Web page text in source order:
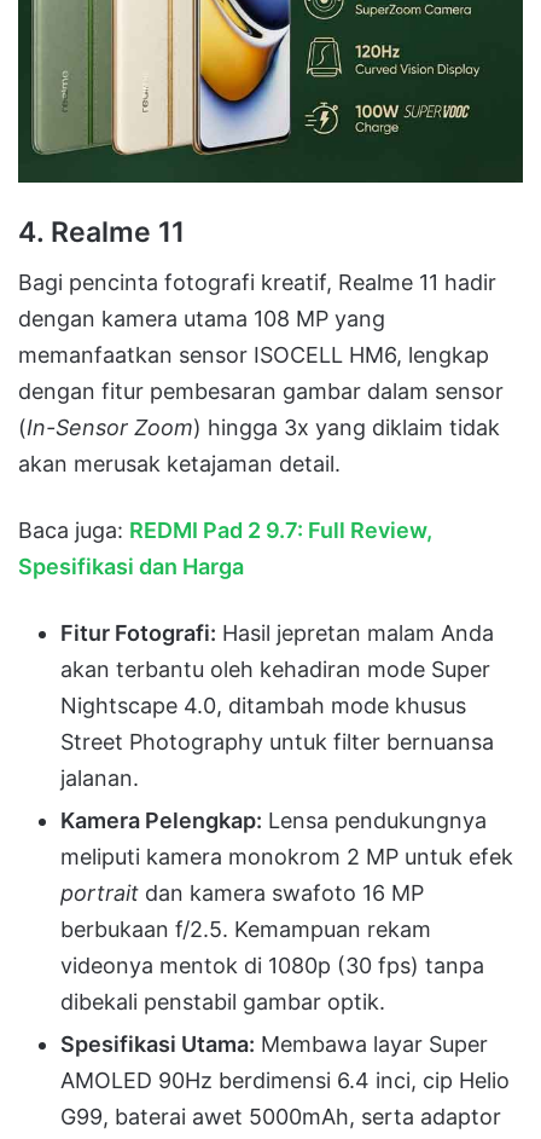
4. Realme 11
Bagi pencinta fotografi kreatif, Realme 11 hadir
dengan kamera utama 108 MP yang
memanfaatkan sensor ISOCELL HM6, lengkap
dengan fitur pembesaran gambar dalam sensor
(In-Sensor Zoom) hingga 3x yang diklaim tidak
akan merusak ketajaman detail.
Baca juga: REDMI Pad 2 9.7: Full Review,
Spesifikasi dan Harga
Fitur Fotografi: Hasil jepretan malam Anda
akan terbantu oleh kehadiran mode Super
Nightscape 4.0, ditambah mode khusus
Street Photography untuk filter bernuansa
jalanan.
Kamera Pelengkap: Lensa pendukungnya
meliputi kamera monokrom 2 MP untuk efek
portrait dan kamera swafoto 16 MP
berbukaan f/2.5. Kemampuan rekam
videonya mentok di 1080p (30 fps) tanpa
dibekali penstabil gambar optik.
Spesifikasi Utama: Membawa layar Super
AMOLED 90Hz berdimensi 6.4 inci, cip Helio
G99, baterai awet 5000mAh, serta adaptor